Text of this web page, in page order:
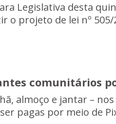
Legislativa desta
o projeto de lei nº
comunitários
almoço e jantar –
pagas por meio de